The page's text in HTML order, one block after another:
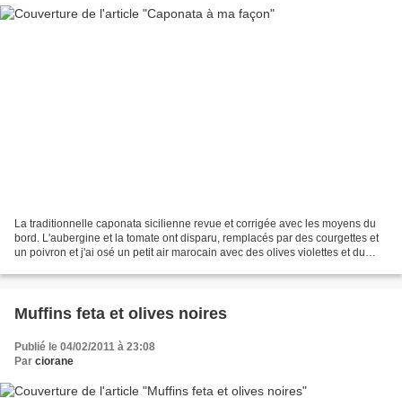
La traditionnelle caponata sicilienne revue et corrigée avec les moyens du
bord. L'aubergine et la tomate ont disparu, remplacés par des courgettes et
un poivron et j'ai osé un petit air marocain avec des olives violettes et du
Muffins feta et olives noires
Publié le 04/02/2011 à 23:08
Par ciorane